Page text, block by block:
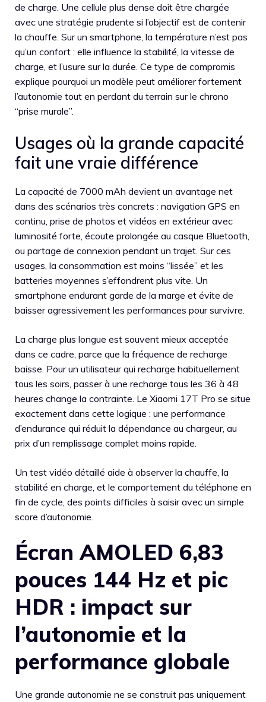
de charge. Une cellule plus dense doit être chargée
avec une stratégie prudente si l’objectif est de contenir
la chauffe. Sur un smartphone, la température n’est pas
qu’un confort : elle influence la stabilité, la vitesse de
charge, et l’usure sur la durée. Ce type de compromis
explique pourquoi un modèle peut améliorer fortement
l’autonomie tout en perdant du terrain sur le chrono
“prise murale”.
Usages où la grande capacité
fait une vraie différence
La capacité de 7000 mAh devient un avantage net
dans des scénarios très concrets : navigation GPS en
continu, prise de photos et vidéos en extérieur avec
luminosité forte, écoute prolongée au casque Bluetooth,
ou partage de connexion pendant un trajet. Sur ces
usages, la consommation est moins “lissée” et les
batteries moyennes s’effondrent plus vite. Un
smartphone endurant garde de la marge et évite de
baisser agressivement les performances pour survivre.
La charge plus longue est souvent mieux acceptée
dans ce cadre, parce que la fréquence de recharge
baisse. Pour un utilisateur qui recharge habituellement
tous les soirs, passer à une recharge tous les 36 à 48
heures change la contrainte. Le Xiaomi 17T Pro se situe
exactement dans cette logique : une performance
d’endurance qui réduit la dépendance au chargeur, au
prix d’un remplissage complet moins rapide.
Un test vidéo détaillé aide à observer la chauffe, la
stabilité en charge, et le comportement du téléphone en
fin de cycle, des points difficiles à saisir avec un simple
score d’autonomie.
Écran AMOLED 6,83
pouces 144 Hz et pic
HDR : impact sur
l’autonomie et la
performance globale
Une grande autonomie ne se construit pas uniquement